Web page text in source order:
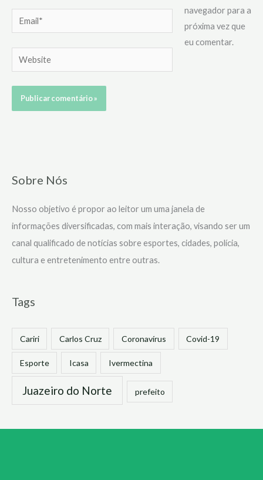
Email*
Website
navegador para a
próxima vez que
eu comentar.
Sobre Nós
Nosso objetivo é propor ao leitor um uma janela de
informações diversificadas, com mais interação, visando ser um
canal qualificado de notícias sobre esportes, cidades, polícia,
cultura e entretenimento entre outras.
Tags
Cariri Carlos Cruz Coronavírus Covid-19
Esporte Icasa Ivermectina
Juazeiro do Norte prefeito